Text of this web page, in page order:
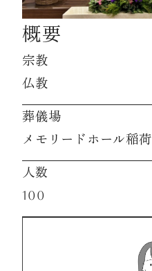
お知らせ
資料請求
お見積もり
お問合わせ
概要
宗教
仏教
葬儀場
メモリードホール稲荷
人数
100